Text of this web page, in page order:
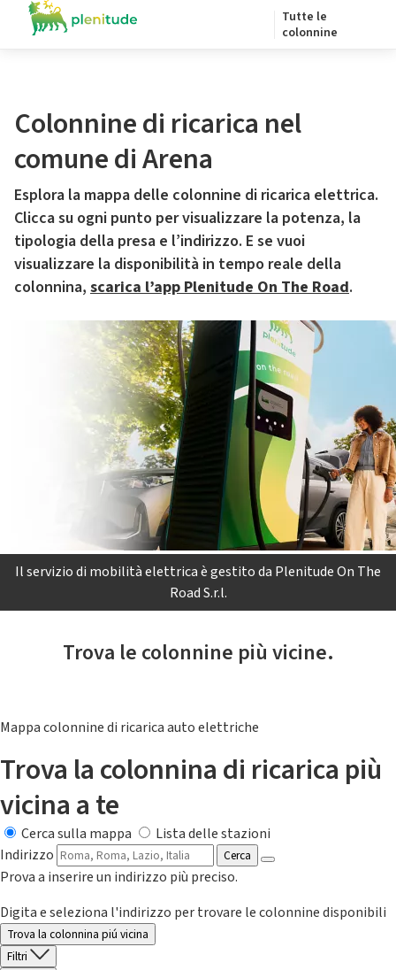
Tutte le
colonnine
Colonnine di ricarica nel
comune di Arena
Esplora la mappa delle colonnine di ricarica elettrica.
Clicca su ogni punto per visualizzare la potenza, la
tipologia della presa e l’indirizzo. E se vuoi
visualizzare la disponibilità in tempo reale della
colonnina, scarica l’app Plenitude On The Road.
Il servizio di mobilità elettrica è gestito da Plenitude On The
Road S.r.l.
Trova le colonnine più vicine.
Mappa colonnine di ricarica auto elettriche
Trova la colonnina di ricarica più
vicina a te
Cerca sulla mappa
Lista delle stazioni
Indirizzo
Cerca
Prova a inserire un indirizzo più preciso.
Digita e seleziona l'indirizzo per trovare le colonnine disponibili
Trova la colonnina piú vicina
Filtri